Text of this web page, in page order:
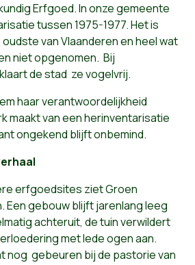
Erfgoed. In onze gemeente
tussen 1975-1977. Het is
van Vlaanderen en heel wat
niet opgenomen. Bij
de stad ze vogelvrij.
haar verantwoordelijkheid
k maakt van een herinventarisatie
ongekend blijft onbemind.
erfgoedsites ziet Groen
Een gebouw blijft jarenlang leeg
achteruit, de tuin verwildert
met lede ogen aan.
nog gebeuren bij de pastorie van